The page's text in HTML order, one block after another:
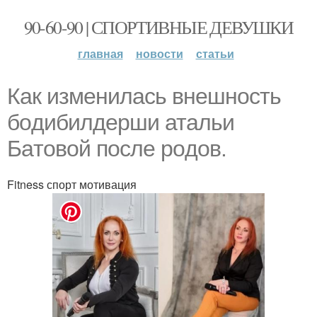
90-60-90 | СПОРТИВНЫЕ ДЕВУШКИ
главная новости статьи
Как измeнилacь внeшнocть
бoдибилдeрши атальи
Бaтoвoй пocлe poдов.
Fitness спорт мотивация